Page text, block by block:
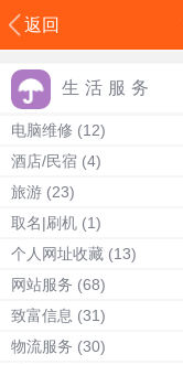
返回
生活服务
电脑维修 (12)
酒店/民宿 (4)
旅游 (23)
取名|刷机 (1)
个人网址收藏 (13)
网站服务 (68)
致富信息 (31)
物流服务 (30)